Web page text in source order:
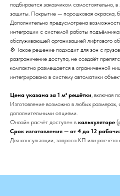
подбирается заказчиком самостоятельно,
защиты. Покрытие — порошковая окраска,
Дополнительно предусмотрена
интеграции с системой работы
обслуживающей организацией лифтового
⚙ Такое решение подходит для зон с
разграничение доступа, не создаёт
компактно размещается в ограниченной
интегрировано в систему автоматики
Цена указана за 1 м² решётки, включая
Изготовление возможно в любых размерах,
дополнительными опциями.
Онлайн расчёт доступен в калькуляторе
Срок изготовления — от 4 до 12
Для консультации, запроса КП или